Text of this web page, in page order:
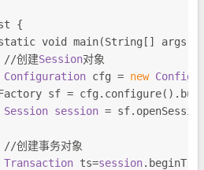
{
void
main(String[] args){
		//创建
Session对象
Configuration cfg = new
sf =
Session session =
		//创建事务对象
Transaction ts=session